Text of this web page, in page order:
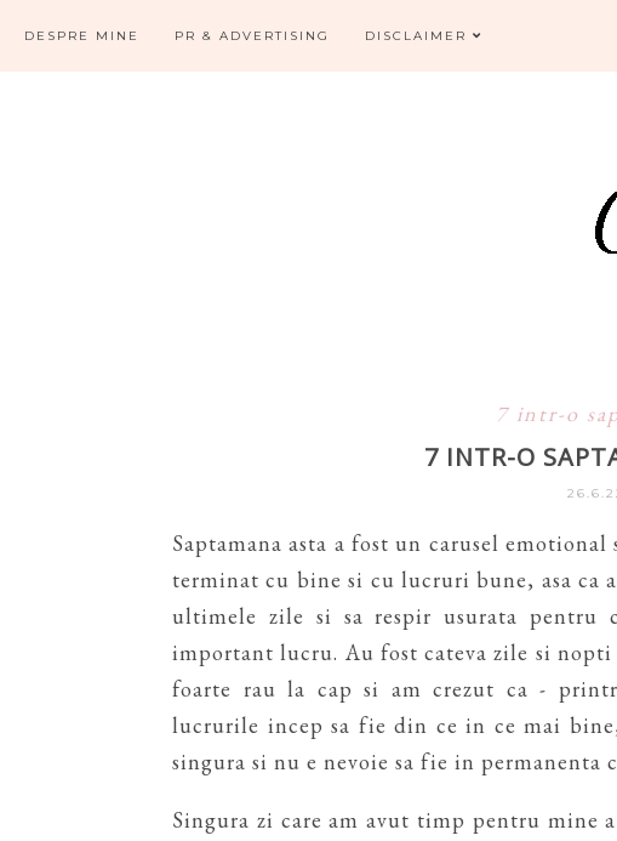
DESPRE MINE PR & ADVERTISING DISCLAIMER
7 intr-o
7 INTR-O
Saptamana asta a fost un carusel
terminat cu bine si cu lucruri bune, asa ca
ultimele zile si sa respir usurata pentru
important lucru. Au fost cateva zile si nopti
foarte rau la cap si am crezut ca -
lucrurile incep sa fie din ce in ce mai bine,
singura si nu e nevoie sa fie in permanenta
Singura zi care am avut timp pentru mine